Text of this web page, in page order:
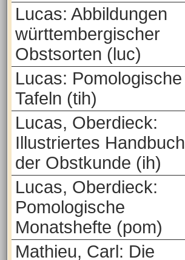
Lucas: Abbildungen
württembergischer
Obstsorten (luc)
Lucas: Pomologische
Tafeln (tih)
Lucas, Oberdieck:
Illustriertes Handbuch
der Obstkunde (ih)
Lucas, Oberdieck:
Pomologische
Monatshefte (pom)
Mathieu, Carl: Die